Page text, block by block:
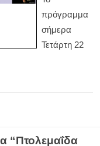
πρόγραμμα
σήμερα
Τετάρτη 22
“Πτολεμαΐδα